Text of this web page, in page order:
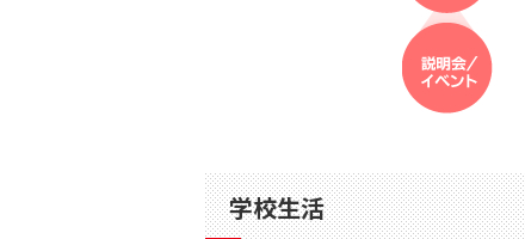
学校生活